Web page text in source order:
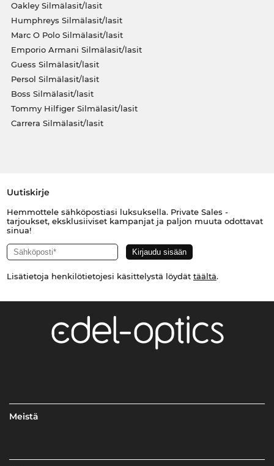
Oakley Silmälasit/lasit
Humphreys Silmälasit/lasit
Marc O Polo Silmälasit/lasit
Emporio Armani Silmälasit/lasit
Guess Silmälasit/lasit
Persol Silmälasit/lasit
Boss Silmälasit/lasit
Tommy Hilfiger Silmälasit/lasit
Carrera Silmälasit/lasit
Uutiskirje
Hemmottele sähköpostiasi luksuksella. Private Sales -
tarjoukset, eksklusiiviset kampanjat ja paljon muuta odottavat
sinua!
Lisätietoja henkilötietojesi käsittelystä löydät täältä.
Meistä